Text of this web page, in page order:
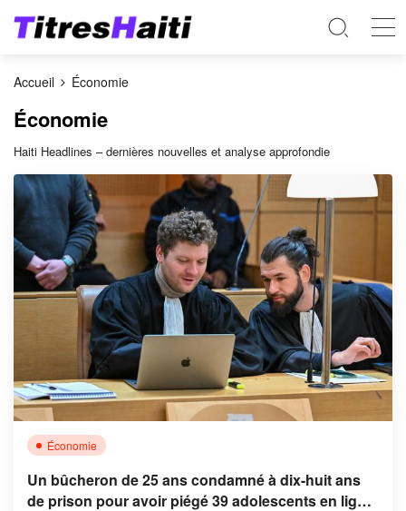
Accueil Économie
Économie
Haiti Headlines – dernières nouvelles et analyse approfondie
Économie
Un bûcheron de 25 ans condamné à dix-huit ans
de prison pour avoir piégé 39 adolescents en ligne,